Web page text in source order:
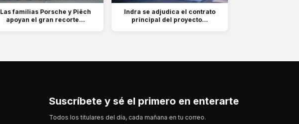
Las familias Porsche y Piëch
apoyan el gran recorte...
Indra se adjudica el contrato
principal del proyecto...
Suscríbete y sé el primero en enterarte
Todos los titulares del día, cada mañana en tu correo.